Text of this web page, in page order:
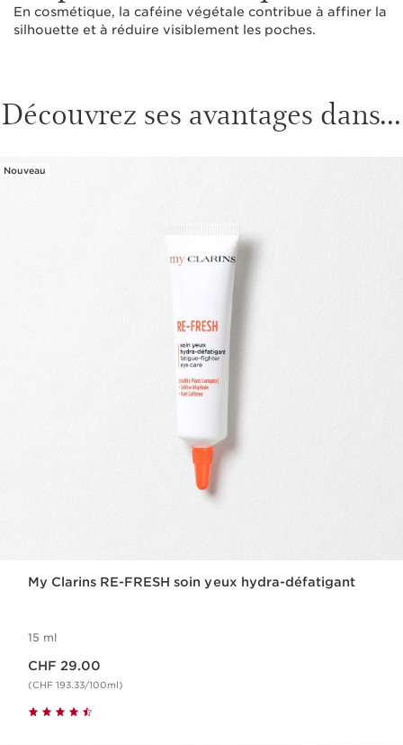
En cosmétique, la caféine végétale contribue à affiner la
silhouette et à réduire visiblement les poches.
Découvrez ses avantages dans...
Nouveau
My Clarins RE-FRESH soin yeux hydra-défatigant
15 ml
CHF 29.00
(CHF 193.33/100ml)